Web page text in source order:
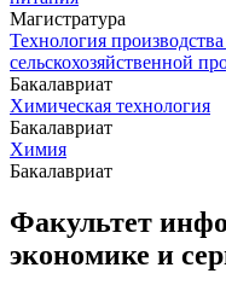
Магистратура
Технология
сельскохозяйственной
Бакалавриат
Химическая технология
Бакалавриат
Химия
Бакалавриат
Факультет
экономике и